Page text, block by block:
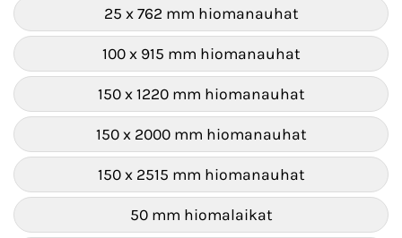
25 x 762 mm hiomanauhat
100 x 915 mm hiomanauhat
150 x 1220 mm hiomanauhat
150 x 2000 mm hiomanauhat
150 x 2515 mm hiomanauhat
50 mm hiomalaikat